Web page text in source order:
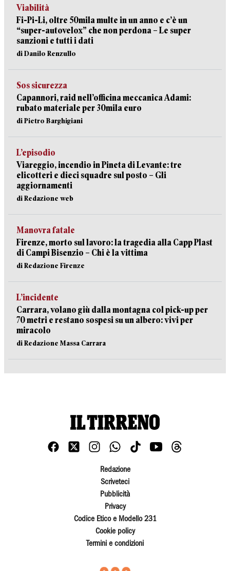
Viabilità
Fi-Pi-Li, oltre 50mila multe in un anno e c’è un
“super-autovelox” che non perdona – Le super
sanzioni e tutti i dati
di Danilo Renzullo
Sos sicurezza
Capannori, raid nell’officina meccanica Adami:
rubato materiale per 30mila euro
di Pietro Barghigiani
L’episodio
Viareggio, incendio in Pineta di Levante: tre
elicotteri e dieci squadre sul posto – Gli
aggiornamenti
di Redazione web
Manovra fatale
Firenze, morto sul lavoro: la tragedia alla Capp Plast
di Campi Bisenzio – Chi è la vittima
di Redazione Firenze
L’incidente
Carrara, volano giù dalla montagna col pick-up per
70 metri e restano sospesi su un albero: vivi per
miracolo
di Redazione Massa Carrara
Redazione
Scriveteci
Pubblicità
Privacy
Codice Etico e Modello 231
Cookie policy
Termini e condizioni